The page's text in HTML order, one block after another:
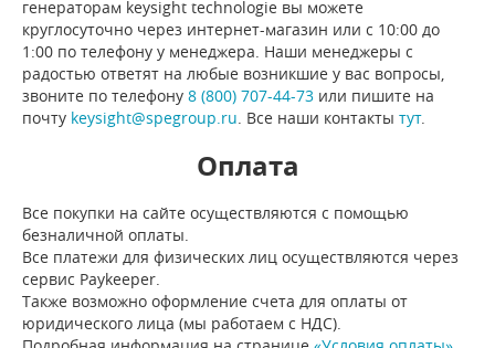
генераторам keysight technologie вы можете
круглосуточно через интернет-магазин или с 10:00 до
1:00 по телефону у менеджера. Наши менеджеры с
радостью ответят на любые возникшие у вас вопросы,
звоните по телефону 8 (800) 707-44-73 или пишите на
почту keysight@spegroup.ru. Все наши контакты тут.
Оплата
Все покупки на сайте осуществляются с помощью
безналичной оплаты.
Все платежи для физических лиц осуществляются через
сервис Paykeeper.
Также возможно оформление счета для оплаты от
юридического лица (мы работаем с НДС).